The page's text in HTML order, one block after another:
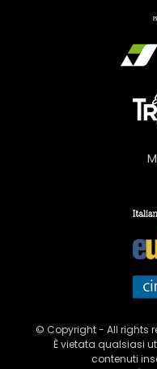
© Copyright - All rights
È vietata qualsiasi
contenuti